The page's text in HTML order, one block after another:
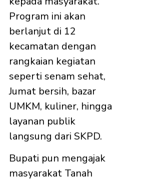
Program ini akan
berlanjut di 12
kecamatan dengan
rangkaian kegiatan
seperti senam sehat,
Jumat bersih, bazar
UMKM, kuliner, hingga
layanan publik
langsung dari SKPD.
Bupati pun mengajak
masyarakat Tanah